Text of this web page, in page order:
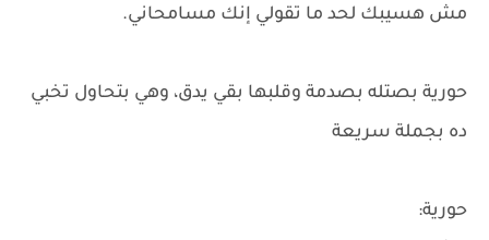
مش هسيبك لحد ما تقولي إنك مسامحاني.
حورية بصتله بصدمة وقلبها بقي يدق، وهي بتحاول تخبي
ده بجملة سريعة
حورية: